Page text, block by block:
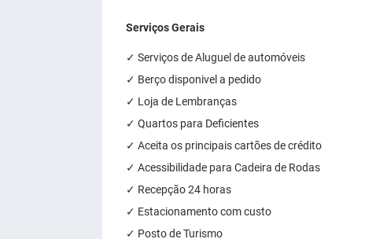
Serviços Gerais
✓ Serviços de Aluguel de automóveis
✓ Berço disponivel a pedido
✓ Loja de Lembranças
✓ Quartos para Deficientes
✓ Aceita os principais cartões de crédito
✓ Acessibilidade para Cadeira de Rodas
✓ Recepção 24 horas
✓ Estacionamento com custo
✓ Posto de Turismo